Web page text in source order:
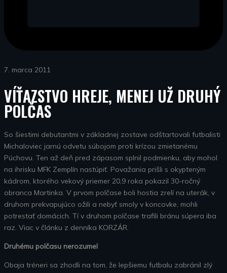
7. marca 2011
VÍŤAZSTVO HREJE, MENEJ UŽ DRUHÝ
POLČAS
So šiestimi debutantmi v základnej zostave odštartovali futbalisti
Michaloviec jarnú odvetu súbojom proti krízou zmietanému
Púchovu. Ten až deň pred zápasom splnil podmienku, aby mohol
na ihrisku MFK Zemplín nastúpiť. Považania prišli s okypteným
kádrom, ktorého vekový priemer 20,9 roka pokazil 30-ročný
obranca Martinka. V prvom polčase boli hostia zrelí na uterák, v
druhom prekvapujúco ožili a nebyť smoly v koncovke, mohli
potrestať domácich. Tí v druhom polčase trafili bránu súpera iba
raz. Viac v článku z denníka KORZÁR.
Druhému polčasu nerozumel
Obaja tréneri sa zhodli na tom, že lepšiemu futbalu zabránil zlý